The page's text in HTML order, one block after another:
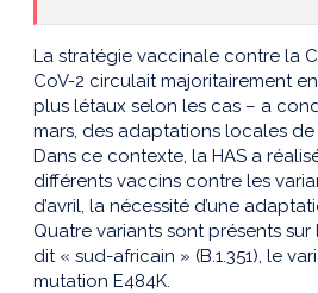
La stratégie vaccinale contre la
CoV-2 circulait majoritairement
plus létaux selon les cas – a
mars, des adaptations locales
Dans ce contexte, la HAS a
différents vaccins contre les
d’avril, la nécessité d’une
Quatre variants sont présents sur
dit « sud-africain » (B.1.351), le
mutation E484K.